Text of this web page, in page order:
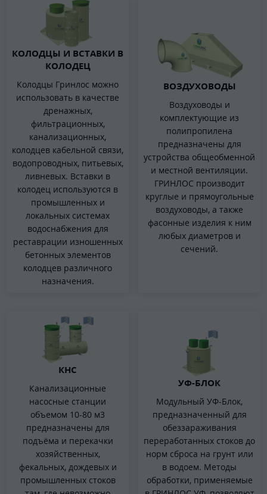
КОЛОДЦЫ И ВСТАВКИ В
КОЛОДЕЦ
Колодцы Гринлос можно
использовать в качестве
дренажных,
фильтрационных,
канализационных,
колодцев кабельной связи,
водопроводных, питьевых,
ливневых. Вставки в
колодец используются в
промышленных и
локальных системах
водоснабжения для
реставрации изношенных
бетонных элементов
колодцев различного
назначения.
ВОЗДУХОВОДЫ
Воздуховоды и
комплектующие из
полипропилена
предназначены для
устройства общеобменной
и местной вентиляции.
ГРИНЛОС производит
круглые и прямоугольные
воздуховоды, а также
фасонные изделия к ним
любых диаметров и
сечений.
КНС
Канализационные
насосные станции
объемом 10-80 м3
предназначены для
подъёма и перекачки
хозяйственных,
фекальных, дождевых и
промышленных стоков
УФ-БЛОК
Модульный УФ-Блок,
предназначенный для
обеззараживания
переработанных стоков до
норм сброса на грунт или
в водоем. Методы
обработки, применяемые